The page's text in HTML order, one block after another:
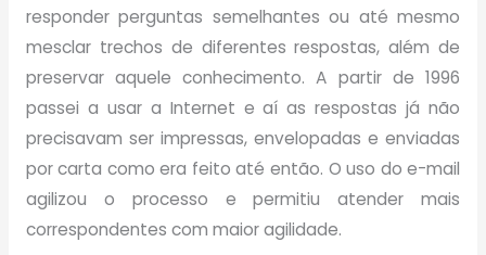
responder perguntas semelhantes ou até mesmo
mesclar trechos de diferentes respostas, além de
preservar aquele conhecimento. A partir de 1996
passei a usar a Internet e aí as respostas já não
precisavam ser impressas, envelopadas e enviadas
por carta como era feito até então. O uso do e-mail
agilizou o processo e permitiu atender mais
correspondentes com maior agilidade.